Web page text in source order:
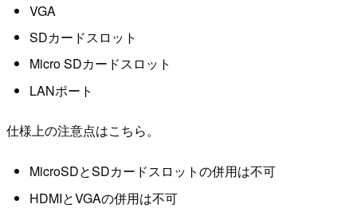
VGA
SDカードスロット
Micro SDカードスロット
LANポート
仕様上の注意点はこちら。
MicroSDとSDカードスロットの併用は不可
HDMIとVGAの併用は不可